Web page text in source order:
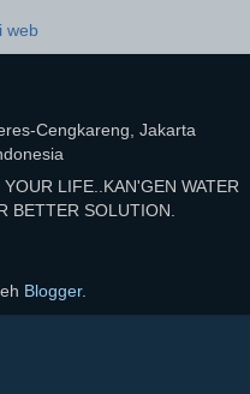
web
Cengkareng, Jakarta
LIFE..KAN'GEN WATER
BETTER SOLUTION.
Blogger.